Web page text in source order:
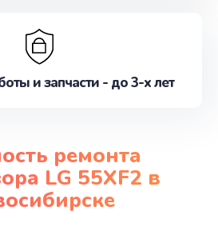
и запчасти - до 3-х лет
ремонта
LG 55XF2 в